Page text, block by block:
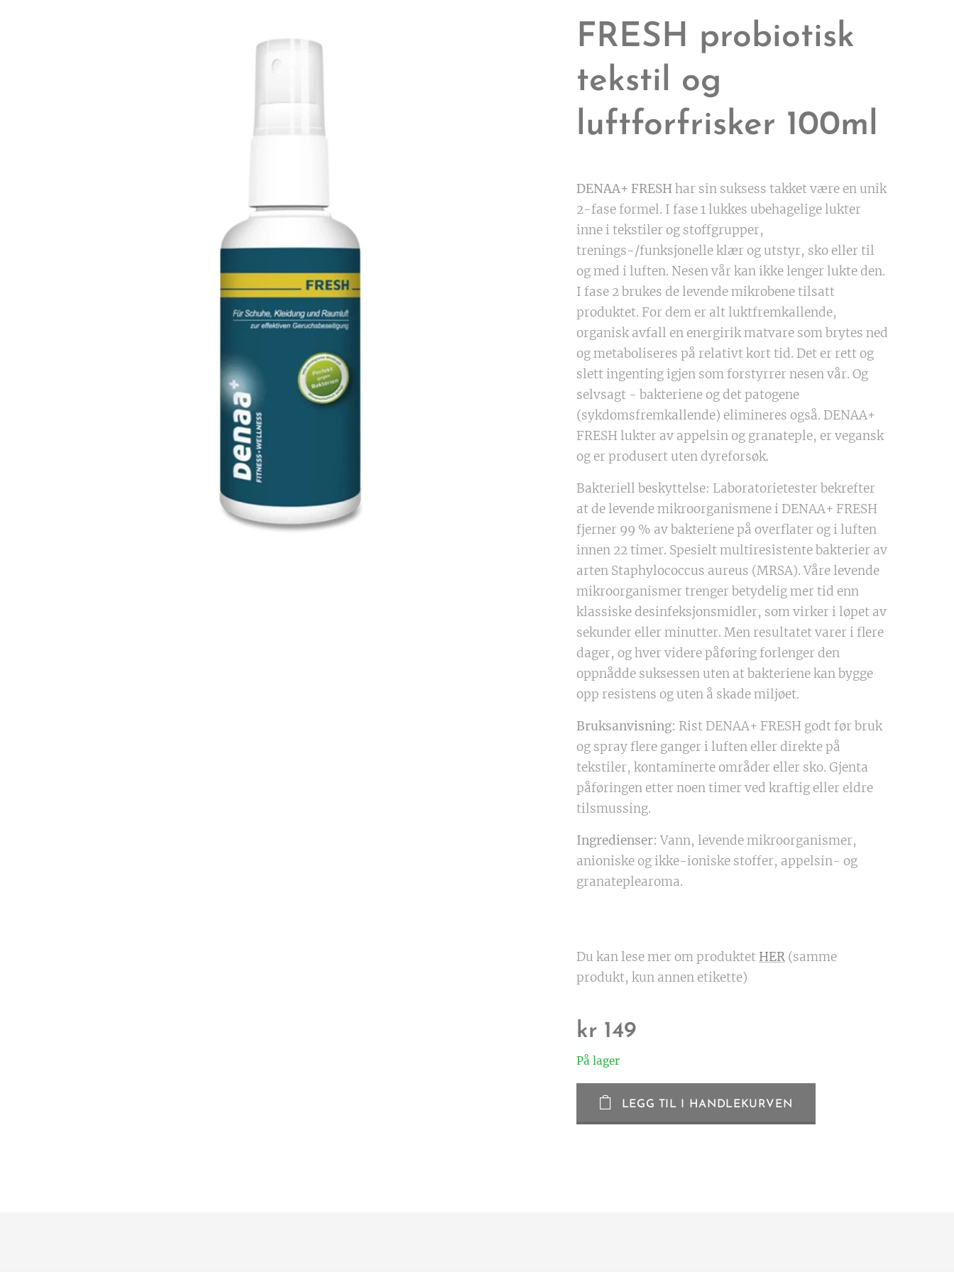
FRESH probiotisk
tekstil og
luftforfrisker 100ml
DENAA+ FRESHhar sin suksess takket være en unik
2-fase formel. I fase 1 lukkes ubehagelige lukter
inne i tekstiler og stoffgrupper,
trenings-/funksjonelle klær og utstyr, sko eller til
og med i luften. Nesen vår kan ikke lenger lukte den.
I fase 2 brukes de levende mikrobene tilsatt
produktet. For dem er alt luktfremkallende,
organisk avfall en energirik matvare som brytes ned
og metaboliseres på relativt kort tid. Det er rett og
slett ingenting igjen som forstyrrer nesen vår. Og
selvsagt - bakteriene og det patogene
(sykdomsfremkallende) elimineres også. DENAA+
FRESH lukter av appelsin og granateple, er vegansk
og er produsert uten dyreforsøk.
Bakteriell beskyttelse: Laboratorietester bekrefter
at de levende mikroorganismene i DENAA+ FRESH
fjerner 99 % av bakteriene på overflater og i luften
innen 22 timer. Spesielt multiresistente bakterier av
arten Staphylococcus aureus (MRSA). Våre levende
mikroorganismer trenger betydelig mer tid enn
klassiske desinfeksjonsmidler, som virker i løpet av
sekunder eller minutter. Men resultatet varer i flere
dager, og hver videre påføring forlenger den
oppnådde suksessen uten at bakteriene kan bygge
opp resistens og uten å skade miljøet.
Bruksanvisning: Rist DENAA+ FRESH godt før bruk
og spray flere ganger i luften eller direkte på
tekstiler, kontaminerte områder eller sko. Gjenta
påføringen etter noen timer ved kraftig eller eldre
tilsmussing.
Ingredienser: Vann, levende mikroorganismer,
anioniske og ikke-ioniske stoffer, appelsin- og
granateplearoma.
Du kan lese mer om produktet HER (samme
produkt, kun annen etikette)
kr 149
På lager
LEGG TIL I HANDLEKURVEN